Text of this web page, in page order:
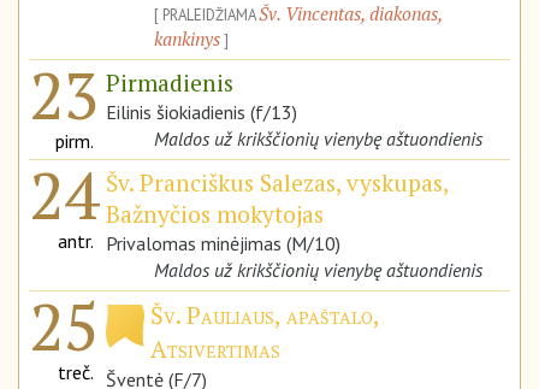
PRALEIDŽIAMAŠv. Vincentas, diakonas,
kankinys
23
pirm.
Pirmadienis
Eilinis šiokiadienis (f/13)
Maldos už krikščionių vienybę aštuondienis
24
antr.
Šv. Pranciškus Salezas, vyskupas,
Bažnyčios mokytojas
Privalomas minėjimas (M/10)
Maldos už krikščionių vienybę aštuondienis
25
treč.
Šv. Pauliaus, apaštalo,
Atsivertimas
Šventė (F/7)